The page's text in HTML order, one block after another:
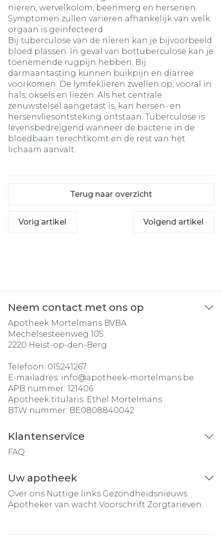
nieren, wervelkolom, beenmerg en hersenen.
Symptomen zullen variëren afhankelijk van welk
orgaan is geïnfecteerd.
Bij tuberculose van de nieren kan je bijvoorbeeld
bloed plassen. In geval van bottuberculose kan je
toenemende rugpijn hebben. Bij
darmaantasting kunnen buikpijn en diarree
voorkomen. De lymfeklieren zwellen op, vooral in
hals, oksels en liezen. Als het centrale
zenuwstelsel aangetast is, kan hersen- en
hersenvliesontsteking ontstaan. Tuberculose is
levensbedreigend wanneer de bacterie in de
bloedbaan terechtkomt en de rest van het
lichaam aanvalt.
Terug naar overzicht
Vorig artikel Volgend artikel
Neem contact met ons op
Apotheek Mortelmans BVBA
Mechelsesteenweg 105
2220 Heist-op-den-Berg
Telefoon: 015241267
E-mailadres: info@apotheek-mortelmans.be
APB nummer: 121406
Apotheek titularis: Ethel Mortelmans
BTW nummer: BE0808840042
Klantenservice
FAQ
Uw apotheek
Over ons Nuttige links Gezondheidsnieuws
Apotheker van wacht Voorschrift Zorgtarieven